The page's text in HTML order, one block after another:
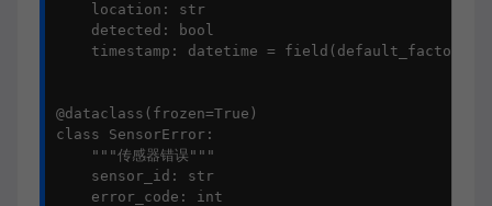
    location: str
    detected: bool
timestamp: datetime =
@dataclass(frozen=True)
class SensorError:
    """传感器错误"""
    sensor_id: str
    error_code: int